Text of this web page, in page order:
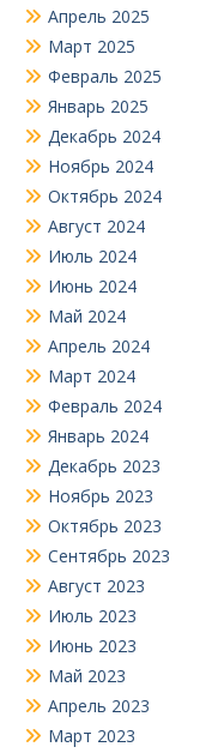
Апрель 2025
Март 2025
Февраль 2025
Январь 2025
Декабрь 2024
Ноябрь 2024
Октябрь 2024
Август 2024
Июль 2024
Июнь 2024
Май 2024
Апрель 2024
Март 2024
Февраль 2024
Январь 2024
Декабрь 2023
Ноябрь 2023
Октябрь 2023
Сентябрь 2023
Август 2023
Июль 2023
Июнь 2023
Май 2023
Апрель 2023
Март 2023